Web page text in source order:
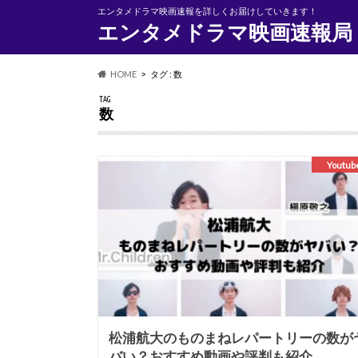
エンタメドラマ映画速報を詳しくお届けしていきます！
エンタメドラマ映画速報局
HOME タグ : 数
TAG
数
松浦航大のものまねレパートリーの数が